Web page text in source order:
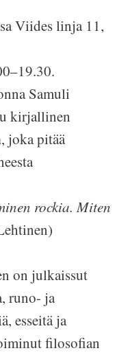
Viides linja 11,
Samuli
kirjallinen
, joka pitää
rockia. Miten
on julkaissut
runo- ja
esseitä ja
filosofian